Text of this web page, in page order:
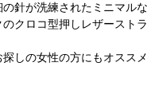
針が洗練されたミニマルな
クロコ型押しレザーストラ
しの女性の方にもオススメ